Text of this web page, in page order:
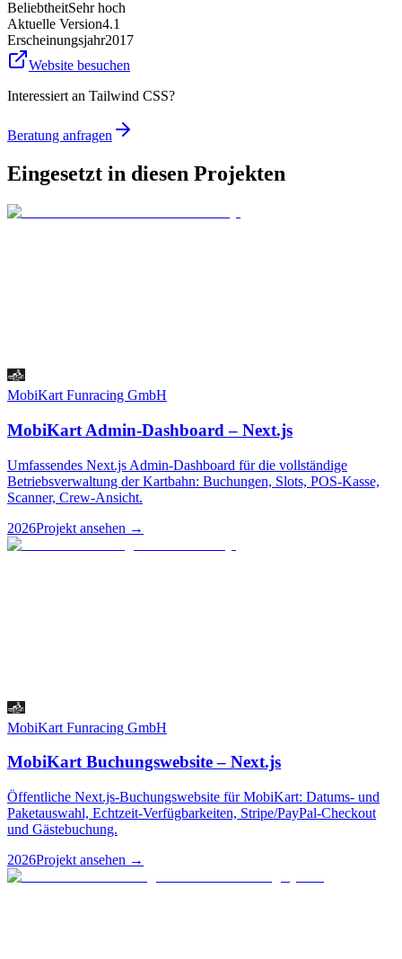
BeliebtheitSehr hoch
Aktuelle Version4.1
Erscheinungsjahr2017
Website besuchen
Interessiert an Tailwind CSS?
Beratung anfragen
Eingesetzt in diesen Projekten
MobiKart Funracing GmbH
MobiKart Admin-Dashboard – Next.js
Umfassendes Next.js Admin-Dashboard für die vollständige
Betriebsverwaltung der Kartbahn: Buchungen, Slots, POS-Kasse,
Scanner, Crew-Ansicht.
2026Projekt ansehen →
MobiKart Funracing GmbH
MobiKart Buchungswebsite – Next.js
Öffentliche Next.js-Buchungswebsite für MobiKart: Datums- und
Paketauswahl, Echtzeit-Verfügbarkeiten, Stripe/PayPal-Checkout
und Gästebuchung.
2026Projekt ansehen →